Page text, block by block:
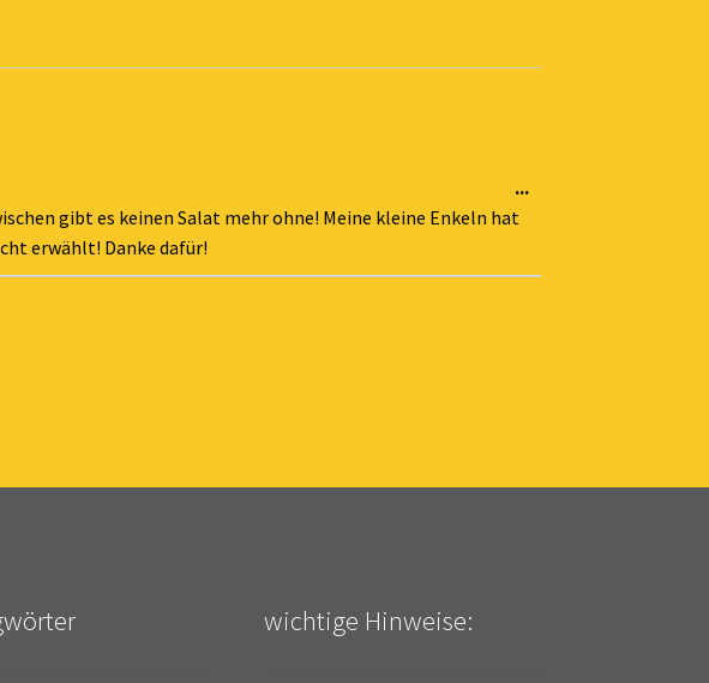
gibt es keinen Salat mehr ohne! Meine kleine Enkeln hat
erwählt! Danke dafür!
...Diese
wichtige Hinweise: